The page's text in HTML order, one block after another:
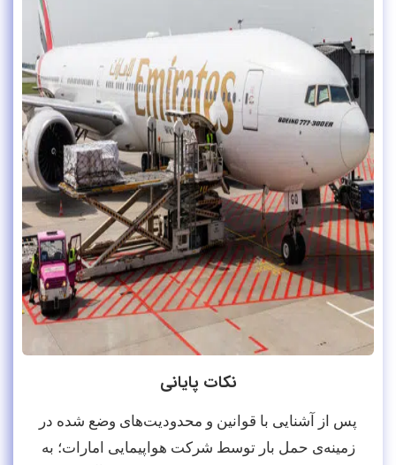
نکات پایانی
پس از آشنایی با قوانین و محدودیت‌های وضع شده در
زمینه‌ی حمل بار توسط شرکت هواپیمایی امارات؛ به